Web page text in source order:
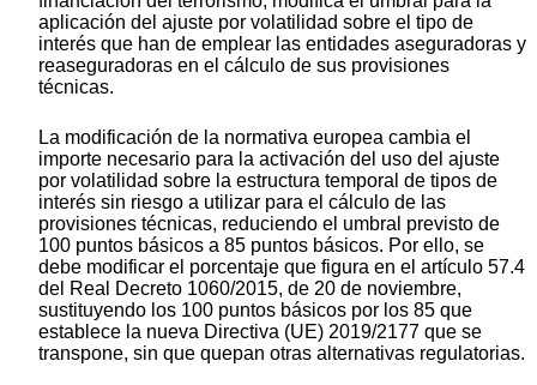
aplicación del ajuste por volatilidad sobre el tipo de
interés que han de emplear las entidades aseguradoras y
reaseguradoras en el cálculo de sus provisiones
técnicas.
La modificación de la normativa europea cambia el
importe necesario para la activación del uso del ajuste
por volatilidad sobre la estructura temporal de tipos de
interés sin riesgo a utilizar para el cálculo de las
provisiones técnicas, reduciendo el umbral previsto de
100 puntos básicos a 85 puntos básicos. Por ello, se
debe modificar el porcentaje que figura en el artículo 57.4
del Real Decreto 1060/2015, de 20 de noviembre,
sustituyendo los 100 puntos básicos por los 85 que
establece la nueva Directiva (UE) 2019/2177 que se
transpone, sin que quepan otras alternativas regulatorias.